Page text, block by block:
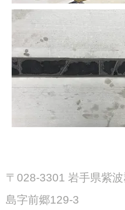
〒028-3301 岩手県紫
島字前郷129-3